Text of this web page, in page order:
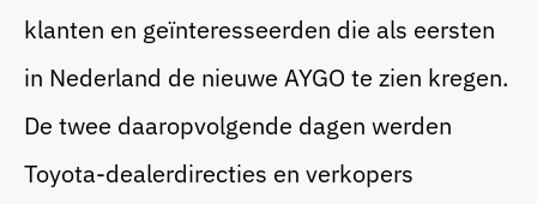
Beurs
klanten en geïnteresseerden die als eersten
in Nederland de nieuwe AYGO te zien kregen.
De twee daaropvolgende dagen werden
Toyota-dealerdirecties en verkopers